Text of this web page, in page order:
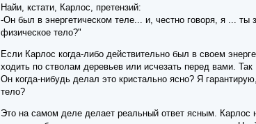
Найи, кстати, Карлос, претензий:
-Он был в энергетическом теле... и, честно говоря, я ...
физическое тело?"
Если Карлос когда-либо действительно был в своем
ходить по стволам деревьев или исчезать перед вами.
Он когда-нибудь делал это кристально ясно? Я
тело?
Это на самом деле делает реальный ответ ясным. Карлос